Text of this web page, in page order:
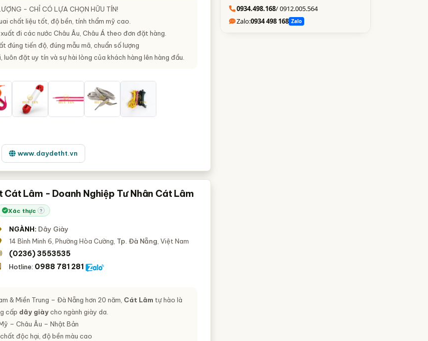
- CHỈ CÓ LỰA CHỌN HỮU TÍN!
chất liệu tốt, độ bền, tính thẩm mỹ cao.
đi các nước Châu Âu, Châu Á theo đơn đặt hàng.
đúng tiến độ, đúng mẫu mã, chuẩn số lượng
luôn đặt uy tín và sự hài lòng của khách hàng lên hàng đầu.
www.daydetht.vn
Cát Lâm - Doanh Nghiệp Tư Nhân Cát Lâm
Xác thực ?
NGÀNH: Dây Giày
14 Bình Minh 6, Phường Hòa Cường, Tp. Đà Nẵng , Việt Nam
(0236) 3553535
Hotline: 0988 781 281
& Miền Trung – Đà Nẵng hơn 20 năm, Cát Lâm tự hào là
cấp dây giàycho ngành giày da.
– Châu Âu – Nhật Bản
độc hại, độ bền màu cao
0934.498.168/ 0912.005.564
Zalo:0934 498 168 Zalo